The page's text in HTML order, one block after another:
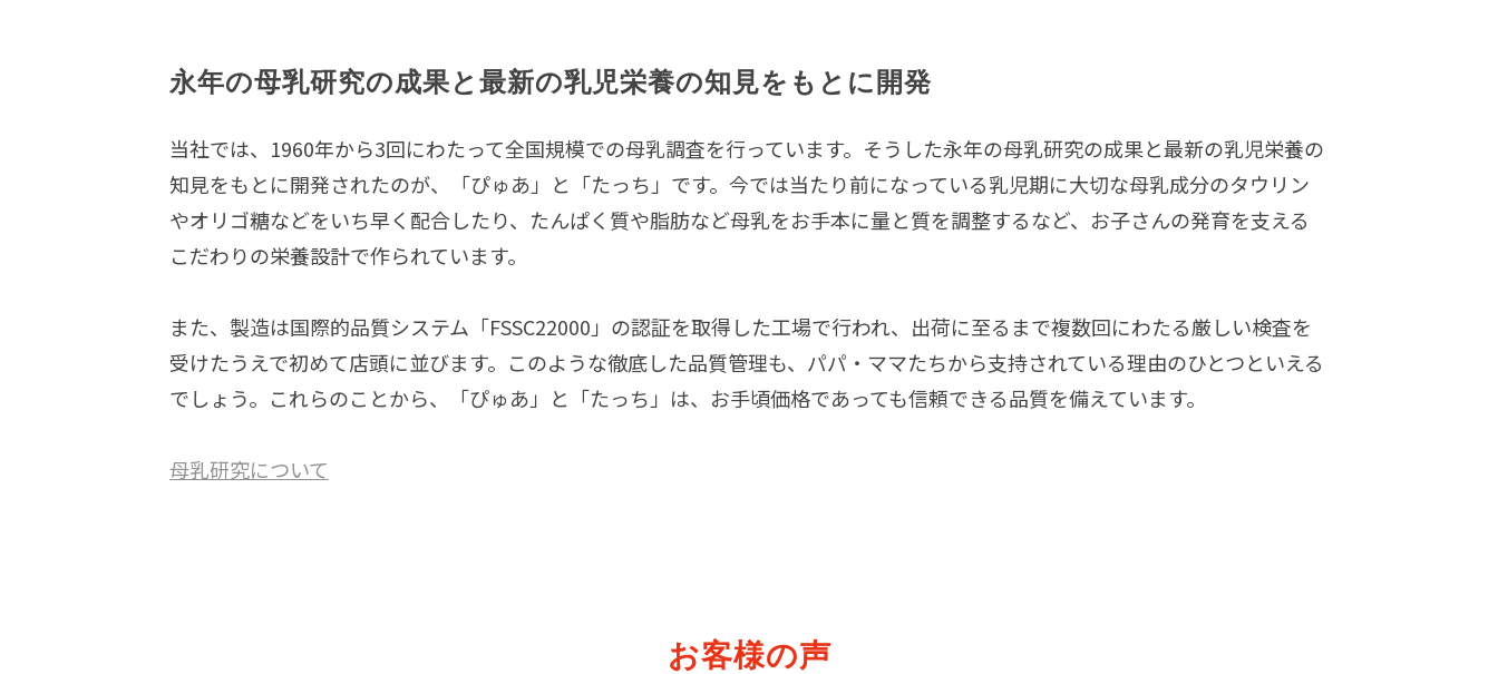
永年の母乳研究の成果と最新の乳児栄養の知見をもとに開発
当社では、1960年から3回にわたって全国規模での母乳調査を行っています。そうした永年の母乳研究の成果と最新の乳児栄養の
知見をもとに開発されたのが、「ぴゅあ」と「たっち」です。今では当たり前になっている乳児期に大切な母乳成分のタウリン
やオリゴ糖などをいち早く配合したり、たんぱく質や脂肪など母乳をお手本に量と質を調整するなど、お子さんの発育を支える
こだわりの栄養設計で作られています。
また、製造は国際的品質システム「FSSC22000」の認証を取得した工場で行われ、出荷に至るまで複数回にわたる厳しい検査を
受けたうえで初めて店頭に並びます。このような徹底した品質管理も、パパ・ママたちから支持されている理由のひとつといえる
でしょう。これらのことから、「ぴゅあ」と「たっち」は、お手頃価格であっても信頼できる品質を備えています。
母乳研究について
お客様の声